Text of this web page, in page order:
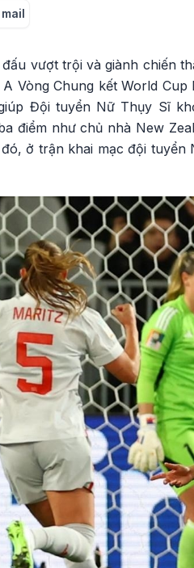
vượt trội và giành chiến
Vòng Chung kết World
Đội tuyển Nữ Thụy Sĩ
điểm như chủ nhà New
ở trận khai mạc đội